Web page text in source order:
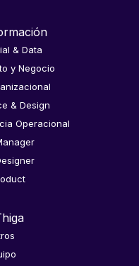
& Data
y Negocio
& Design
Operacional